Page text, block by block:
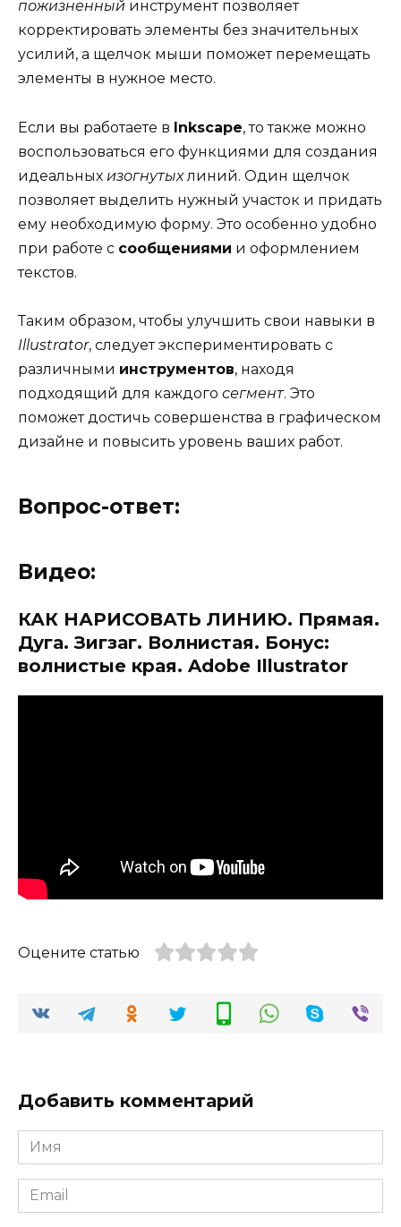
пожизненный инструмент позволяет
корректировать элементы без значительных
усилий, а щелчок мыши поможет перемещать
элементы в нужное место.
Если вы работаете в Inkscape, то также можно
воспользоваться его функциями для создания
идеальных изогнутыхлиний. Один щелчок
позволяет выделить нужный участок и придать
ему необходимую форму. Это особенно удобно
при работе с сообщениями и оформлением
текстов.
Таким образом, чтобы улучшить свои навыки в
Illustrator, следует экспериментировать с
различными инструментов, находя
подходящий для каждого сегмент. Это
поможет достичь совершенства в графическом
дизайне и повысить уровень ваших работ.
Вопрос-ответ:
Видео:
КАК НАРИСОВАТЬ ЛИНИЮ. Прямая.
Дуга. Зигзаг. Волнистая. Бонус:
волнистые края. Adobe Illustrator
Оцените статью
Добавить комментарий
Имя
*
Email
*